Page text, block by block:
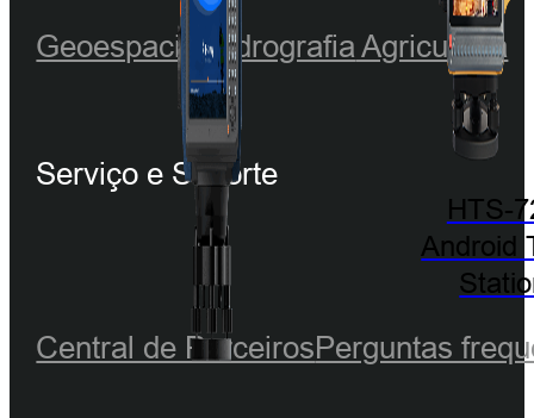
HTS-
Android
GeoespacialHidrografiaAgricultura
Serviço e Suporte
Central de ParceirosPerguntas